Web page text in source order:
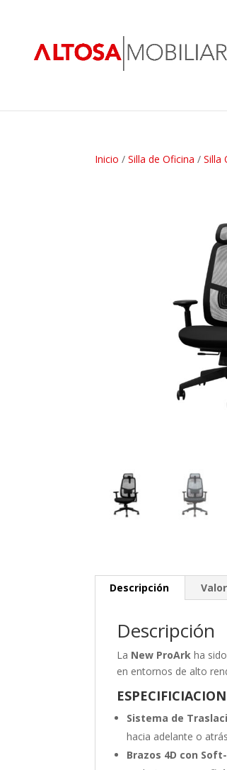
Inicio /Silla de Oficina /Silla
Descripción
Descripción
La New ProArk ha
en entornos de alto
Sistema de
hacia adelante o
Brazos 4D con